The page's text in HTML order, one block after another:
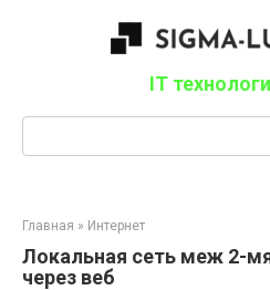
IT
Главная » Интернет
Локальная сеть меж 2-
через веб